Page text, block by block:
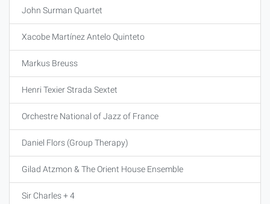
John Surman Quartet
Xacobe Martínez Antelo Quinteto
Markus Breuss
Henri Texier Strada Sextet
Orchestre National of Jazz of France
Daniel Flors (Group Therapy)
Gilad Atzmon & The Orient House Ensemble
Sir Charles + 4